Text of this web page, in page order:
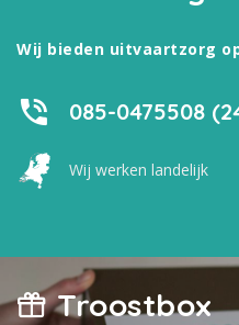
Wij bieden uitvaartzorg
085-0475508
Wij werken landelijk
Troostbox